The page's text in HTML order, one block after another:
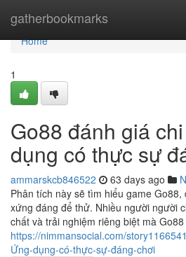
gatherbookmarks
Home
Home
1
Go88 đánh giá
dụng có thực sự
ammarskcb846522 63 days ago
Phân tích này sẽ tìm hiểu game Go88,
xứng đáng để thử. Nhiều người người
chất và trải nghiệm riêng biệt mà
https://nimmansocial.com/
Ứng-dụng-có-thực-sự-đáng-chơi